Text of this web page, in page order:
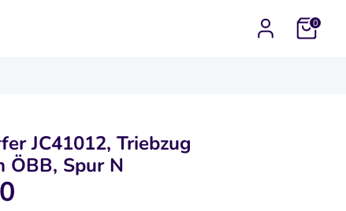
0
JC41012, Triebzug
ÖBB, Spur N